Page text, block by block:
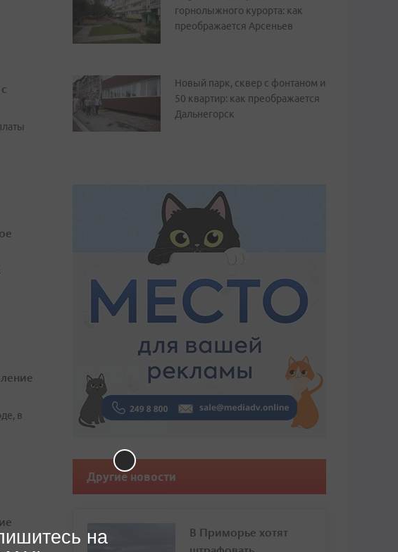
в
горнолыжного курорта: как
преображается Арсеньев
Новый парк, сквер с фонтаном и
50 квартир: как преображается
Дальнегорск
Другие новости
В Приморье хотят
на